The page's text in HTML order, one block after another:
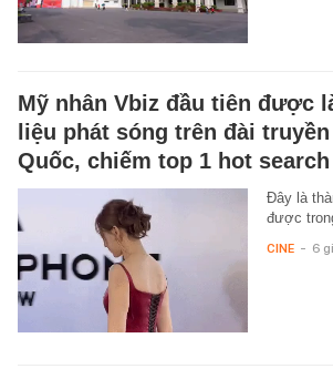
Mỹ nhân Vbiz đầu tiên được
liệu phát sóng trên đài
Quốc, chiếm top 1 hot search
Đây là
được
CINE - 6